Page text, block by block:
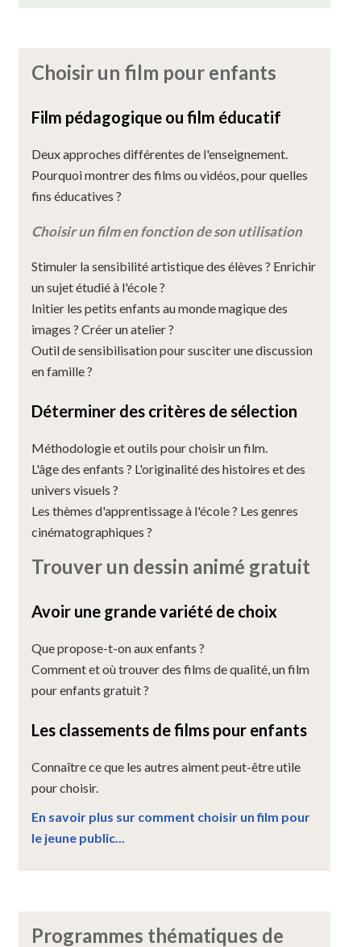
Choisir un film pour enfants
Film pédagogique ou film éducatif
Deux approches différentes de l'enseignement.
Pourquoi montrer des films ou vidéos, pour quelles
fins éducatives ?
Choisir un film en fonction de son utilisation
Stimuler la sensibilité artistique des élèves ? Enrichir
un sujet étudié à l'école ?
Initier les petits enfants au monde magique des
images ? Créer un atelier ?
Outil de sensibilisation pour susciter une discussion
en famille ?
Déterminer des critères de sélection
Méthodologie et outils pour choisir un film.
L'âge des enfants ? L'originalité des histoires et des
univers visuels ?
Les thèmes d'apprentissage à l'école ? Les genres
cinématographiques ?
Trouver un dessin animé gratuit
Avoir une grande variété de choix
Que propose-t-on aux enfants ?
Comment et où trouver des films de qualité, un film
pour enfants gratuit ?
Les classements de films pour enfants
Connaître ce que les autres aiment peut-être utile
pour choisir.
En savoir plus sur comment choisir un film pour
le jeune public...
Programmes thématiques de